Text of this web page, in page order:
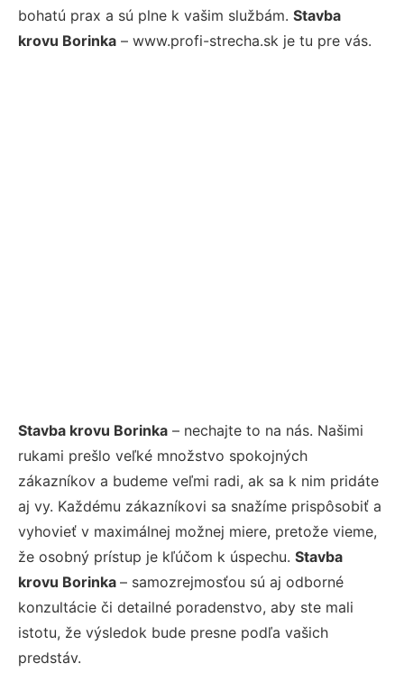
bohatú prax a sú plne k vašim službám. Stavba
krovu Borinka – www.profi-strecha.sk je tu pre vás.
Stavba krovu Borinka – nechajte to na nás. Našimi
rukami prešlo veľké množstvo spokojných
zákazníkov a budeme veľmi radi, ak sa k nim pridáte
aj vy. Každému zákazníkovi sa snažíme prispôsobiť a
vyhovieť v maximálnej možnej miere, pretože vieme,
že osobný prístup je kľúčom k úspechu. Stavba
krovu Borinka – samozrejmosťou sú aj odborné
konzultácie či detailné poradenstvo, aby ste mali
istotu, že výsledok bude presne podľa vašich
predstáv.